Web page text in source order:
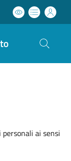
attiva:
ai sensi